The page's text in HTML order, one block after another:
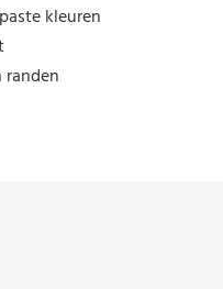
kleuren